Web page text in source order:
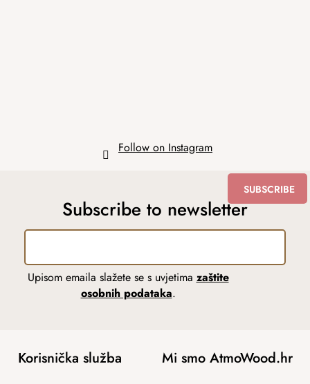
Follow on Instagram
Subscribe to newsletter
Upisom emaila slažete se s uvjetima zaštite
osobnih podataka.
SUBSCRIBE
Korisnička služba Mi smo AtmoWood.hr